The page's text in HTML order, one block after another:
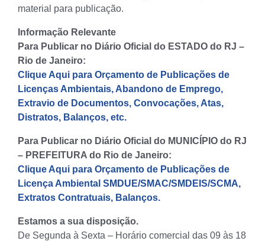
material para publicação.
Informação Relevante
Para Publicar no Diário Oficial do ESTADO do RJ –
Rio de Janeiro:
Clique Aqui para Orçamento de Publicações de
Licenças Ambientais, Abandono de Emprego,
Extravio de Documentos, Convocações, Atas,
Distratos, Balanços, etc.
Para Publicar no Diário Oficial do MUNICÍPIO do RJ
– PREFEITURA do Rio de Janeiro:
Clique Aqui para Orçamento de Publicações de
Licença Ambiental SMDUE/SMAC/SMDEIS/SCMA,
Extratos Contratuais, Balanços.
Estamos a sua disposição.
De Segunda à Sexta – Horário comercial das 09 às 18